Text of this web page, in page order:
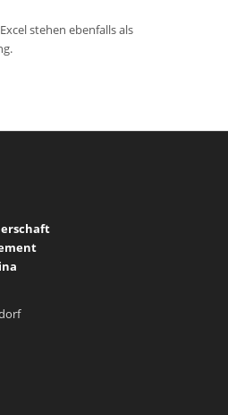
stehen ebenfalls als